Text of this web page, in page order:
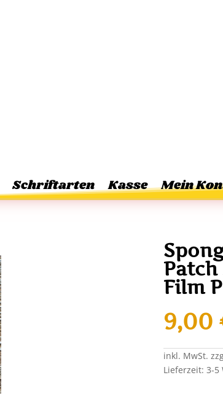
Schriftarten Kasse Mein
Film
9,00
inkl. MwSt.
Lieferzeit: 3-5